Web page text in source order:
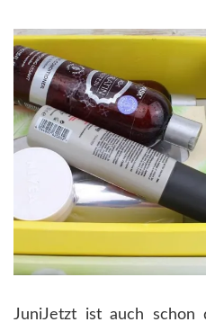
JuniJetzt ist auch schon